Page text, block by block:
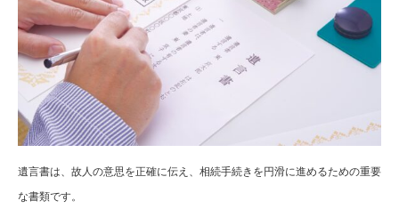
遺言書は、故人の意思を正確に伝え、相続手続きを円滑に進めるための重要
な書類です。